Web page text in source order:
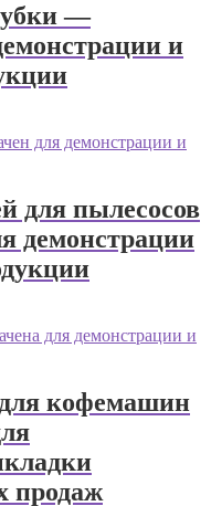
—
и
для пылесосов
демонстрации
кофемашин
продаж